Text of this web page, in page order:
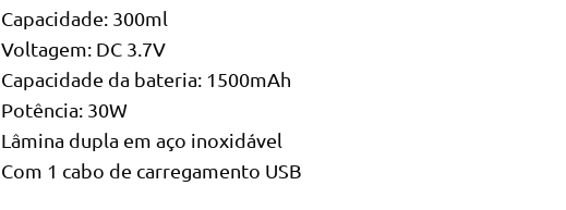
Capacidade: 300ml
Voltagem: DC 3.7V
Capacidade da bateria: 1500mAh
Potência: 30W
Lâmina dupla em aço inoxidável
Com 1 cabo de carregamento USB